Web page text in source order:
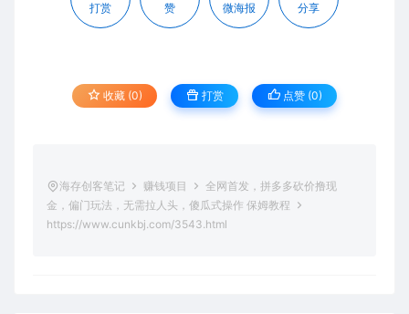
打赏 赞 微海报 分享
收藏 (0) 打赏 点赞 (0)
海存创客笔记 赚钱项目
全网首发，拼多多砍价撸现
金，偏门玩法，无需拉人头，傻瓜式操作 保姆教程
https://www.cunkbj.com/3543.html